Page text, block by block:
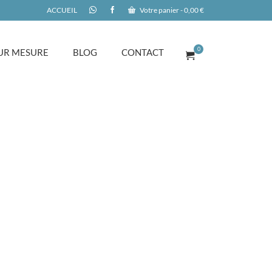
ACCUEIL Votre panier-0,00€
MESURE BLOG CONTACT 0